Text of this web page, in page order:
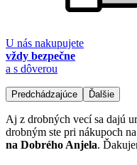
U nás nakupujete
vždy bezpečne
a s dôverou
Predchádzajúce Ďalšie
Aj z drobných vecí sa dajú
drobným ste pri nákupoch
na Dobrého Anjela.